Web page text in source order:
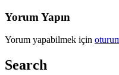
Yorum Yapın
Yorum yapabilmek için
Search